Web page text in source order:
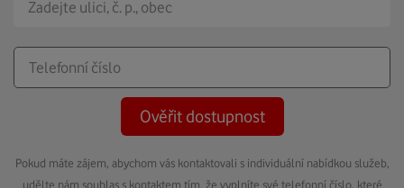
Ověřit dostupnost
Pokud máte zájem, abychom vás kontaktovali s individuální nabídkou služeb,
udělte nám souhlas s kontaktem tím, že vyplníte své telefonní číslo, které